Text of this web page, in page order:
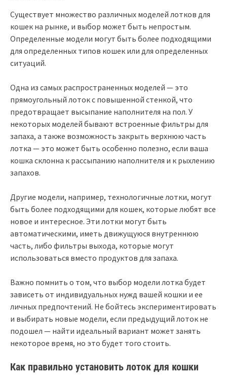
Существует множество различных моделей лотков для
кошек на рынке, и выбор может быть непростым.
Определенные модели могут быть более подходящими
для определенных типов кошек или для определенных
ситуаций.
Одна из самых распространенных моделей — это
прямоугольный лоток с повышенной стенкой, что
предотвращает высыпание наполнителя на пол. У
некоторых моделей бывают встроенные фильтры для
запаха, а также возможность закрыть верхнюю часть
лотка — это может быть особенно полезно, если ваша
кошка склонна к рассыпанию наполнителя и к рыхлению
запахов.
Другие модели, например, технологичные лотки, могут
быть более подходящими для кошек, которые любят все
новое и интересное. Эти лотки могут быть
автоматическими, иметь движущуюся внутреннюю
часть, либо фильтры выхода, которые могут
использоваться вместо продуктов для запаха.
Важно помнить о том, что выбор модели лотка будет
зависеть от индивидуальных нужд вашей кошки и ее
личных предпочтений. Не бойтесь экспериментировать
и выбирать новые модели, если предыдущий лоток не
подошел — найти идеальный вариант может занять
некоторое время, но это будет того стоить.
Как правильно установить лоток для кошки